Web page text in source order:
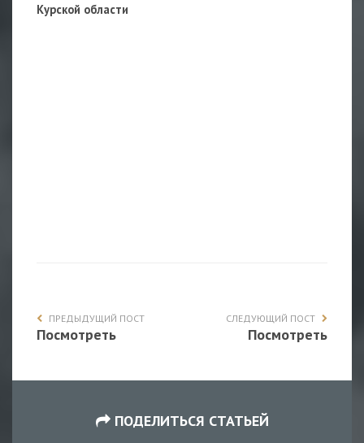
Курской области
ПРЕДЫДУЩИЙ ПОСТ
Посмотреть
СЛЕДУЮЩИЙ ПОСТ
Посмотреть
ПОДЕЛИТЬСЯ СТАТЬЕЙ